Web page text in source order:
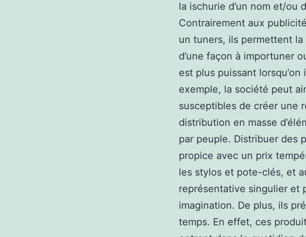
la ischurie d’un nom et/ou
Contrairement aux
un tuners, ils permettent
d’une façon à importuner
est plus puissant
exemple, la société peut
susceptibles de créer une
distribution en masse
par peuple. Distribuer des
propice avec un prix
les stylos et pote-clés, et
représentative singulier et
imagination. De plus, ils
temps. En effet, ces